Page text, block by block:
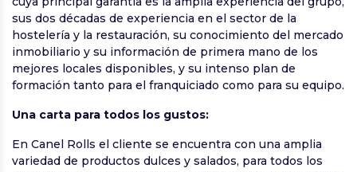
sus dos décadas de experiencia en el sector de la
hostelería y la restauración, su conocimiento del mercado
inmobiliario y su información de primera mano de los
mejores locales disponibles, y su intenso plan de
formación tanto para el franquiciado como para su equipo.
Una carta para todos los gustos:
En Canel Rolls el cliente se encuentra con una amplia
variedad de productos dulces y salados, para todos los